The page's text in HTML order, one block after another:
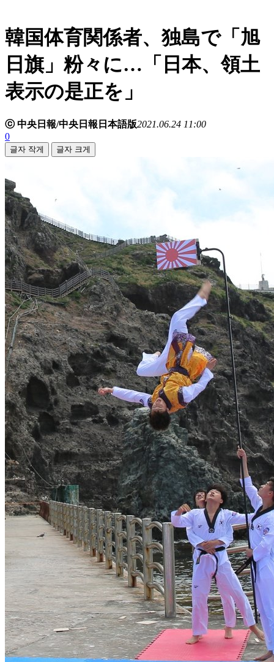
韓国体育関係者、独島で「旭
日旗」粉々に…「日本、領土
表示の是正を」
ⓒ 中央日報/中央日報日本語版2021.06.24 11:00
0
글자 작게 글자 크게